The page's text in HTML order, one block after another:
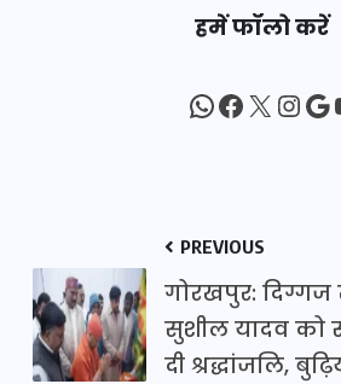
हमें फॉलो करें
WhatsApp
Facebook
X
PREVIOUS
गोरखपुर:
सुशील यादव को
दी श्रद्धांजलि,